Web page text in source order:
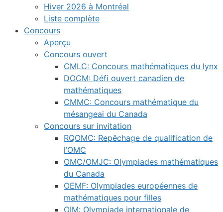
Hiver 2026 à Montréal
Liste complète
Concours
Aperçu
Concours ouvert
CMLC: Concours mathématiques du lynx
DOCM: Défi ouvert canadien de
mathématiques
CMMC: Concours mathématique du
mésangeai du Canada
Concours sur invitation
RQOMC: Repêchage de qualification de
l’OMC
OMC/OMJC: Olympiades mathématiques
du Canada
OEMF: Olympiades européennes de
mathématiques pour filles
OIM: Olympiade internationale de